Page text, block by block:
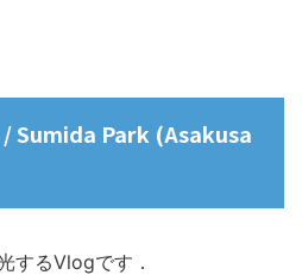
/ Sumida Park (Asakusa
するVlogです．